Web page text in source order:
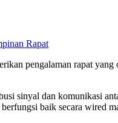
pengalaman rapat
sinyal dan komunikasi
baik secara wired